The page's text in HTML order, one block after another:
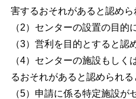
害するおそれがあると認めら
（2）センターの設置の目的
（3）営利を目的とすると認
（4）センターの施設もし
るおそれがあると認められる
（5）申請に係る特定施設が